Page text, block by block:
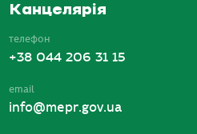
Канцелярія
телефон
+38 044 206 31 15
email
info@mepr.gov.ua